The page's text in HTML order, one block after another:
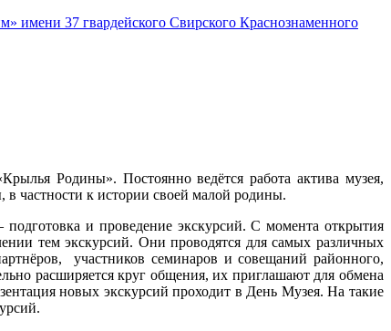
имени 37 гвардейского Свирского Краснознаменного
Родины». Постоянно ведётся работа актива музея,
в частности к истории своей малой родины.
подготовка и проведение экскурсий. С момента открытия
тем экскурсий. Они проводятся для самых различных
участников семинаров и совещаний районного,
расширяется круг общения, их приглашают для обмена
новых экскурсий проходит в День Музея. На такие